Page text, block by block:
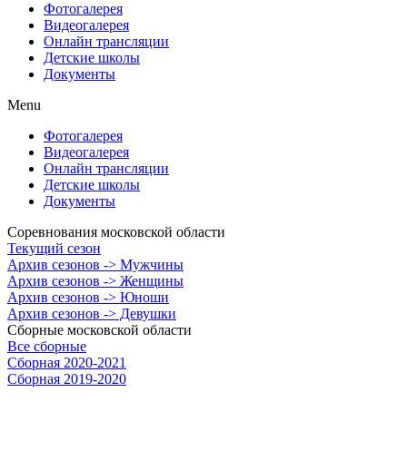
Фотогалерея
Видеогалерея
Онлайн трансляции
Детские школы
Документы
Menu
Фотогалерея
Видеогалерея
Онлайн трансляции
Детские школы
Документы
Соревнования московской области
Текущий сезон
Архив сезонов -> Мужчины
Архив сезонов -> Женщины
Архив сезонов -> Юноши
Архив сезонов -> Девушки
Сборные московской области
Все сборные
Сборная 2020-2021
Сборная 2019-2020